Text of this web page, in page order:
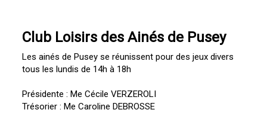
Club Loisirs des Ainés de Pusey
Les ainés de Pusey se réunissent pour des jeux divers
tous les lundis de 14h à 18h
Présidente : Me Cécile VERZEROLI
Trésorier : Me Caroline DEBROSSE